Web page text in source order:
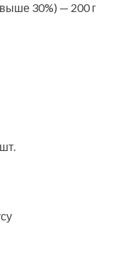
30%) — 200 г